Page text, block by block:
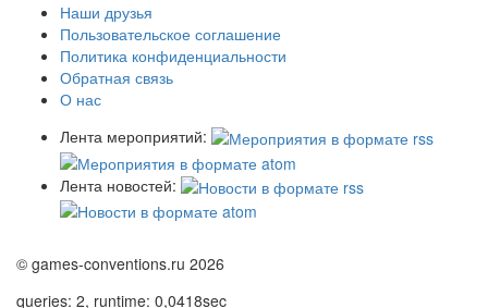
Наши друзья
Пользовательское соглашение
Политика конфиденциальности
Обратная связь
О нас
Лента мероприятий:
Лента новостей:
© games-conventions.ru 2026
queries: 2, runtime: 0,0418sec